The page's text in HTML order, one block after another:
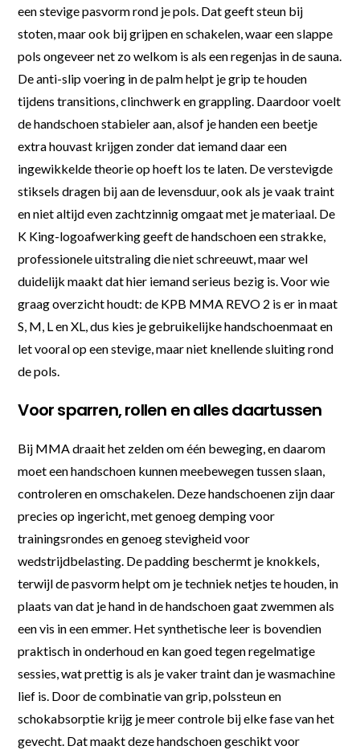
een stevige pasvorm rond je pols. Dat geeft steun bij
stoten, maar ook bij grijpen en schakelen, waar een slappe
pols ongeveer net zo welkom is als een regenjas in de sauna.
De anti-slip voering in de palm helpt je grip te houden
tijdens transitions, clinchwerk en grappling. Daardoor voelt
de handschoen stabieler aan, alsof je handen een beetje
extra houvast krijgen zonder dat iemand daar een
ingewikkelde theorie op hoeft los te laten. De verstevigde
stiksels dragen bij aan de levensduur, ook als je vaak traint
en niet altijd even zachtzinnig omgaat met je materiaal. De
K King-logoafwerking geeft de handschoen een strakke,
professionele uitstraling die niet schreeuwt, maar wel
duidelijk maakt dat hier iemand serieus bezig is. Voor wie
graag overzicht houdt: de KPB MMA REVO 2 is er in maat
S, M, L en XL, dus kies je gebruikelijke handschoenmaat en
let vooral op een stevige, maar niet knellende sluiting rond
de pols.
Voor sparren, rollen en alles daartussen
Bij MMA draait het zelden om één beweging, en daarom
moet een handschoen kunnen meebewegen tussen slaan,
controleren en omschakelen. Deze handschoenen zijn daar
precies op ingericht, met genoeg demping voor
trainingsrondes en genoeg stevigheid voor
wedstrijdbelasting. De padding beschermt je knokkels,
terwijl de pasvorm helpt om je techniek netjes te houden, in
plaats van dat je hand in de handschoen gaat zwemmen als
een vis in een emmer. Het synthetische leer is bovendien
praktisch in onderhoud en kan goed tegen regelmatige
sessies, wat prettig is als je vaker traint dan je wasmachine
lief is. Door de combinatie van grip, polssteun en
schokabsorptie krijg je meer controle bij elke fase van het
gevecht. Dat maakt deze handschoen geschikt voor